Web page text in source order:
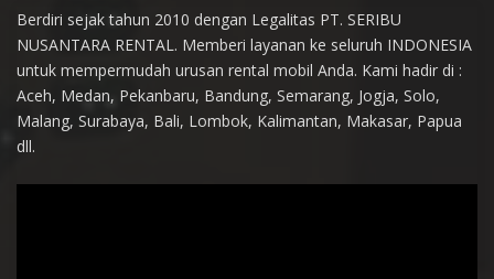
Berdiri sejak tahun 2010 dengan Legalitas PT. SERIBU
NUSANTARA RENTAL. Memberi layanan ke seluruh INDONESIA
untuk mempermudah urusan rental mobil Anda. Kami hadir di :
Aceh, Medan, Pekanbaru, Bandung, Semarang, Jogja, Solo,
Malang, Surabaya, Bali, Lombok, Kalimantan, Makasar, Papua
dll.